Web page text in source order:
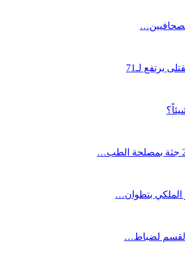
الملكي بتطوان…
لضباط…